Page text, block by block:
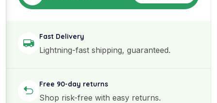
Fast Delivery
Lightning-fast shipping, guaranteed.
Free 90-day returns
Shop risk-free with easy returns.